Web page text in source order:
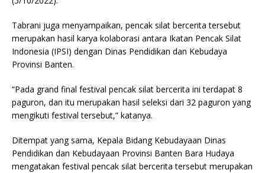
Tabrani juga menyampaikan, pencak silat bercerita tersebut
merupakan hasil karya kolaborasi antara Ikatan Pencak Silat
Indonesia (IPSI) dengan Dinas Pendidikan dan Kebudaya
Provinsi Banten.
“Pada grand final festival pencak silat bercerita ini terdapat 8
paguron, dan itu merupakan hasil seleksi dari 32 paguron yang
mengikuti festival tersebut,” katanya.
Ditempat yang sama, Kepala Bidang Kebudayaan Dinas
Pendidikan dan Kebudayaan Provinsi Banten Bara Hudaya
mengatakan festival pencak silat bercerita tersebut merupakan